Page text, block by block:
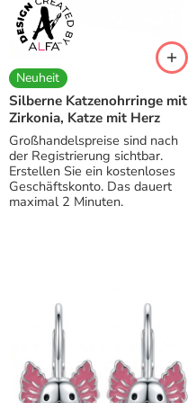
Neuheit
Silberne Katzenohrringe mit
Zirkonia, Katze mit Herz
Großhandelspreise sind nach
der Registrierung sichtbar.
Erstellen Sie ein kostenloses
Geschäftskonto. Das dauert
maximal 2 Minuten.